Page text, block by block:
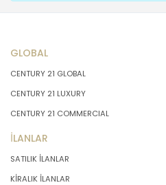
GLOBAL
CENTURY 21 GLOBAL
CENTURY 21 LUXURY
CENTURY 21 COMMERCIAL
İLANLAR
SATILIK İLANLAR
KİRALIK İLANLAR